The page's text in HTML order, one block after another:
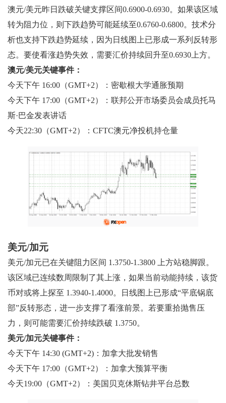
澳元/美元昨日跌破关键支撑区间0.6900-0.6930。如果该区域
转为阻力位，则下跌趋势可能延续至0.6760-0.6800。技术分
析也支持下跌趋势延续，因为日线图上已形成一系列反转形
态。要使看涨趋势失效，需要汇价持续回升至0.6930上方。
澳元/美元关键事件：
今天下午 16:00（GMT+2）：密歇根大学通胀预期
今天下午 17:00（GMT+2）：联邦公开市场委员会成员托马
斯·巴金发表讲话
今天22:30（GMT+2）：CFTC澳元净投机持仓量
美元/加元
美元/加元已在关键阻力区间 1.3750-1.3800 上方站稳脚跟。
该区域已连续数周限制了其上涨，如果当前动能持续，该货
币对或将上探至 1.3940-1.4000。日线图上已形成“平底锅底
部”反转形态，进一步支撑了看涨前景。若要重拾抛售压
力，则可能需要汇价持续跌破 1.3750。
美元/加元关键事件：
今天下午 14:30 (GMT+2)：加拿大批发销售
今天下午 17:00（GMT+2）：加拿大预算平衡
今天19:00（GMT+2）：美国贝克休斯钻井平台总数